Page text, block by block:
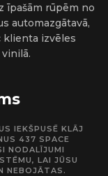
īpašām rūpēm no
automazgātavā,
izvēles
IEKŠPUSĒ KLĀJ
437 SPACE
NODALĪJUMI
LAI JŪSU
NEBOJĀTAS.